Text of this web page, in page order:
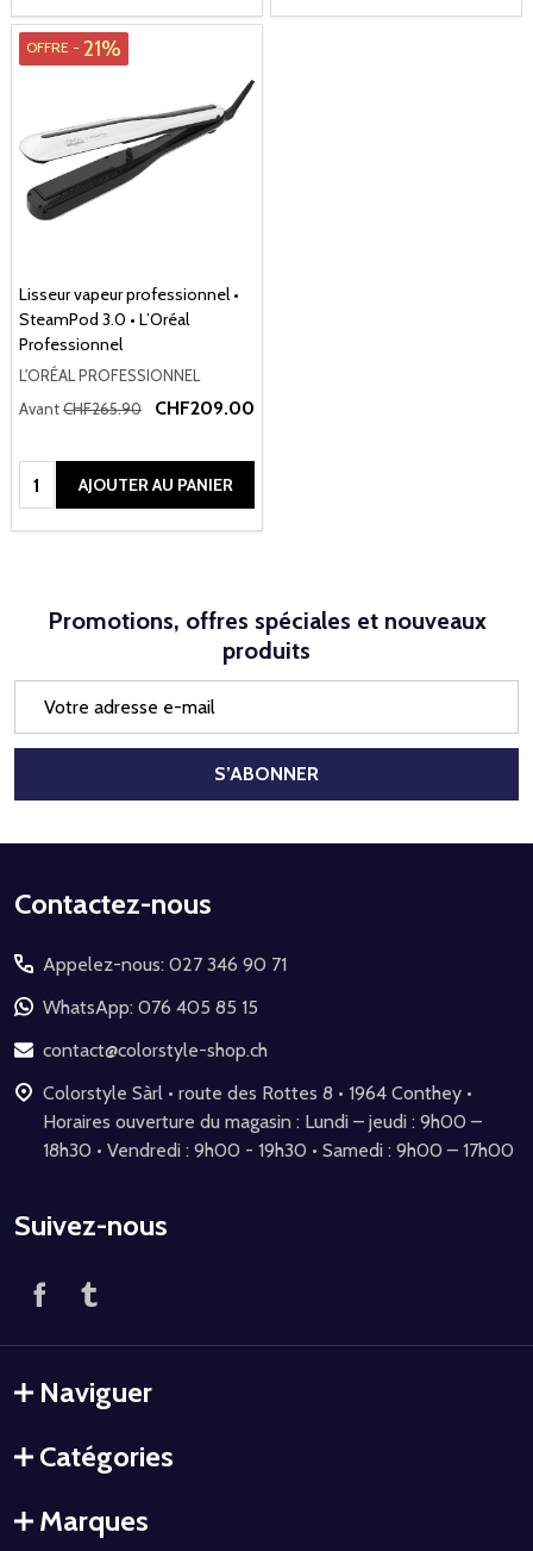
OFFRE - 21%
Lisseur vapeur professionnel •
SteamPod 3.0 • L’Oréal
Professionnel
L'ORÉAL PROFESSIONNEL
AvantCHF265.90 CHF209.00
Quantité:AJOUTER AU PANIER
Promotions, offres spéciales et nouveaux
produits
mail
S’ABONNER
Début
pied
de
page
Contactez-nous
Appelez-nous: 027 346 90 71
WhatsApp: 076 405 85 15
contact@colorstyle-shop.ch
Colorstyle Sàrl • route des Rottes 8 • 1964 Conthey •
Horaires ouverture du magasin : Lundi – jeudi : 9h00 –
18h30 • Vendredi : 9h00 - 19h30 • Samedi : 9h00 – 17h00
Suivez-nous
Naviguer
Catégories
Marques